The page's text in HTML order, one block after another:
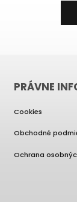
PRÁVNE
Cookies
Obchodné
Ochrana